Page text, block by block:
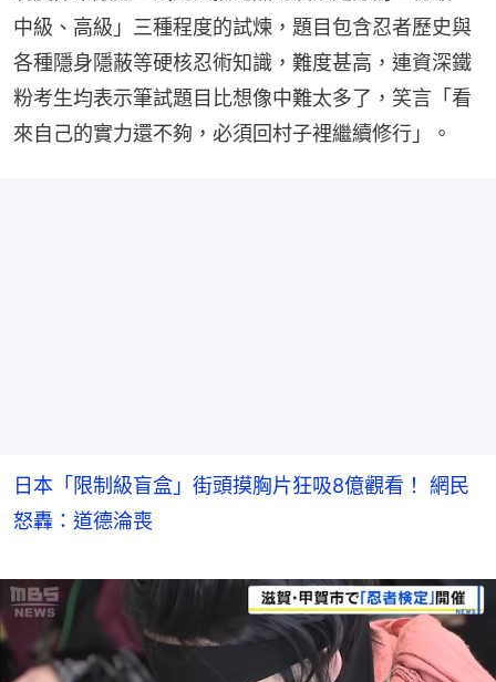
中級、高級」三種程度的試煉，題目包含忍者歷史與
各種隱身隱蔽等硬核忍術知識，難度甚高，連資深鐵
粉考生均表示筆試題目比想像中難太多了，笑言「看
來自己的實力還不夠，必須回村子裡繼續修行」。
日本「限制級盲盒」街頭摸胸片狂吸8億觀看！ 網民
怒轟：道德淪喪